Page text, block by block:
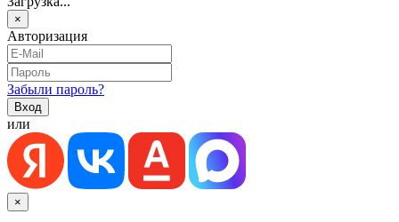
×
Авторизация
Забыли пароль?
или
×